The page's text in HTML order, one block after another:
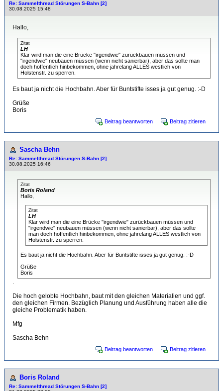
Re: Sammelthread Störungen S-Bahn [2]
30.08.2025 15:48
Hallo,
Zitat
LH
Klar wird man die eine Brücke "irgendwie" zurückbauen müssen und
"irgendwie" neubauen müssen (wenn nicht sanierbar), aber das sollte man
doch hoffentlich hinbekommen, ohne jahrelang ALLES westlich von
Holstenstr. zu sperren.
Es baut ja nicht die Hochbahn. Aber für Buntstifte isses ja gut genug. :-D
Grüße
Boris
Beitrag beantworten Beitrag zitieren
Sascha Behn
Re: Sammelthread Störungen S-Bahn [2]
30.08.2025 16:46
Zitat
Boris Roland
Hallo,
Zitat
LH
Klar wird man die eine Brücke "irgendwie" zurückbauen müssen und
"irgendwie" neubauen müssen (wenn nicht sanierbar), aber das sollte
man doch hoffentlich hinbekommen, ohne jahrelang ALLES westlich von
Holstenstr. zu sperren.
Es baut ja nicht die Hochbahn. Aber für Buntstifte isses ja gut genug. :-D
Grüße
Boris
.
Die hoch gelobte Hochbahn, baut mit den gleichen Materialien und ggf.
den gleichen Firmen. Bezüglich Planung und Ausführung haben alle die
gleiche Problematik haben.
Mfg
Sascha Behn
Beitrag beantworten Beitrag zitieren
Boris Roland
Re: Sammelthread Störungen S-Bahn [2]